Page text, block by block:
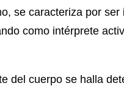
se caracteriza por
como intérprete
del cuerpo se halla